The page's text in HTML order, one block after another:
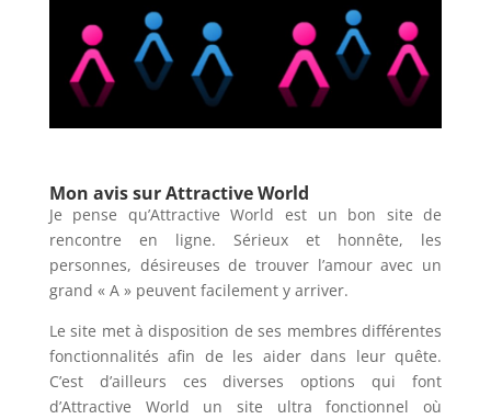
Mon avis sur Attractive World
Je pense qu’Attractive World est un bon site de
rencontre en ligne. Sérieux et honnête, les
personnes, désireuses de trouver l’amour avec un
grand « A » peuvent facilement y arriver.
Le site met à disposition de ses membres différentes
fonctionnalités afin de les aider dans leur quête.
C’est d’ailleurs ces diverses options qui font
d’Attractive World un site ultra fonctionnel où